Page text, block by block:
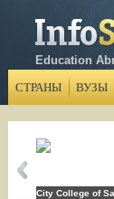
Education
СТРАНЫ ВУЗЫ
City College of